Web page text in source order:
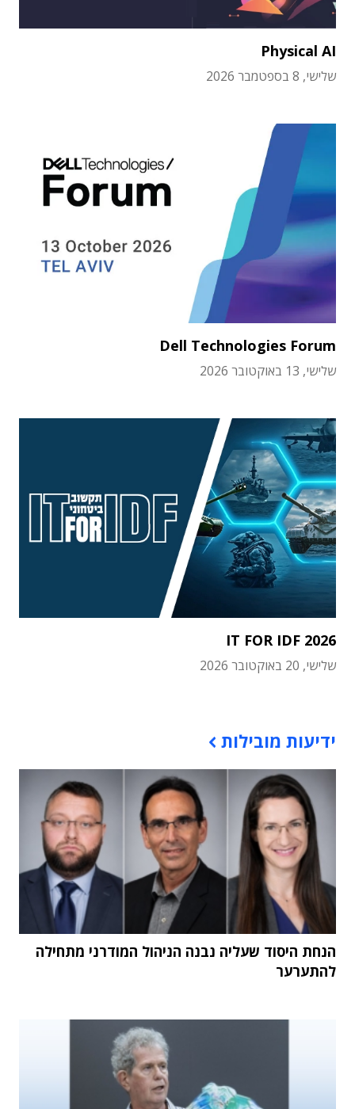
Physical AI
שלישי, 8 בספטמבר 2026
Dell Technologies Forum
שלישי, 13 באוקטובר 2026
IT FOR IDF 2026
שלישי, 20 באוקטובר 2026
ידיעות מובילות
הנחת היסוד שעליה נבנה הניהול המודרני מתחילה
להתערער